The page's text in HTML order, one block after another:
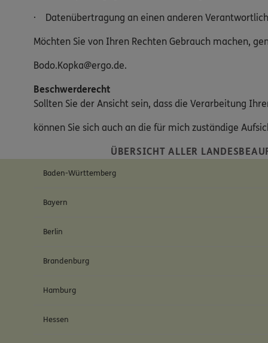
· Datenübertragung an einen anderen
Möchten Sie von Ihren Rechten Gebrauch machen,
Bodo.Kopka@ergo.de.
Beschwerderecht
Sollten Sie der Ansicht sein, dass die Verarbeitung
können Sie sich auch an die für mich zuständige
ÜBERSICHT ALLER
Baden-Württemberg
Bayern
Berlin
Brandenburg
Hamburg
Hessen